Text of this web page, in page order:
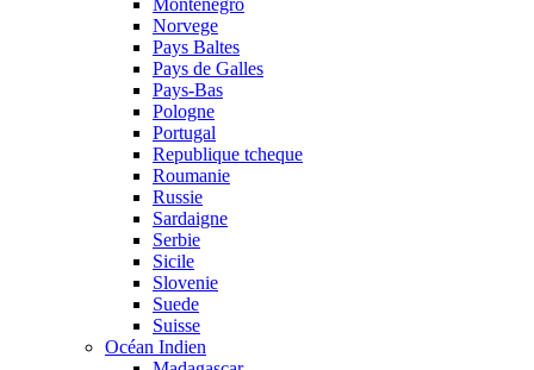
Montenegro
Norvege
Pays Baltes
Pays de Galles
Pays-Bas
Pologne
Portugal
Republique tcheque
Roumanie
Russie
Sardaigne
Serbie
Sicile
Slovenie
Suede
Suisse
Océan Indien